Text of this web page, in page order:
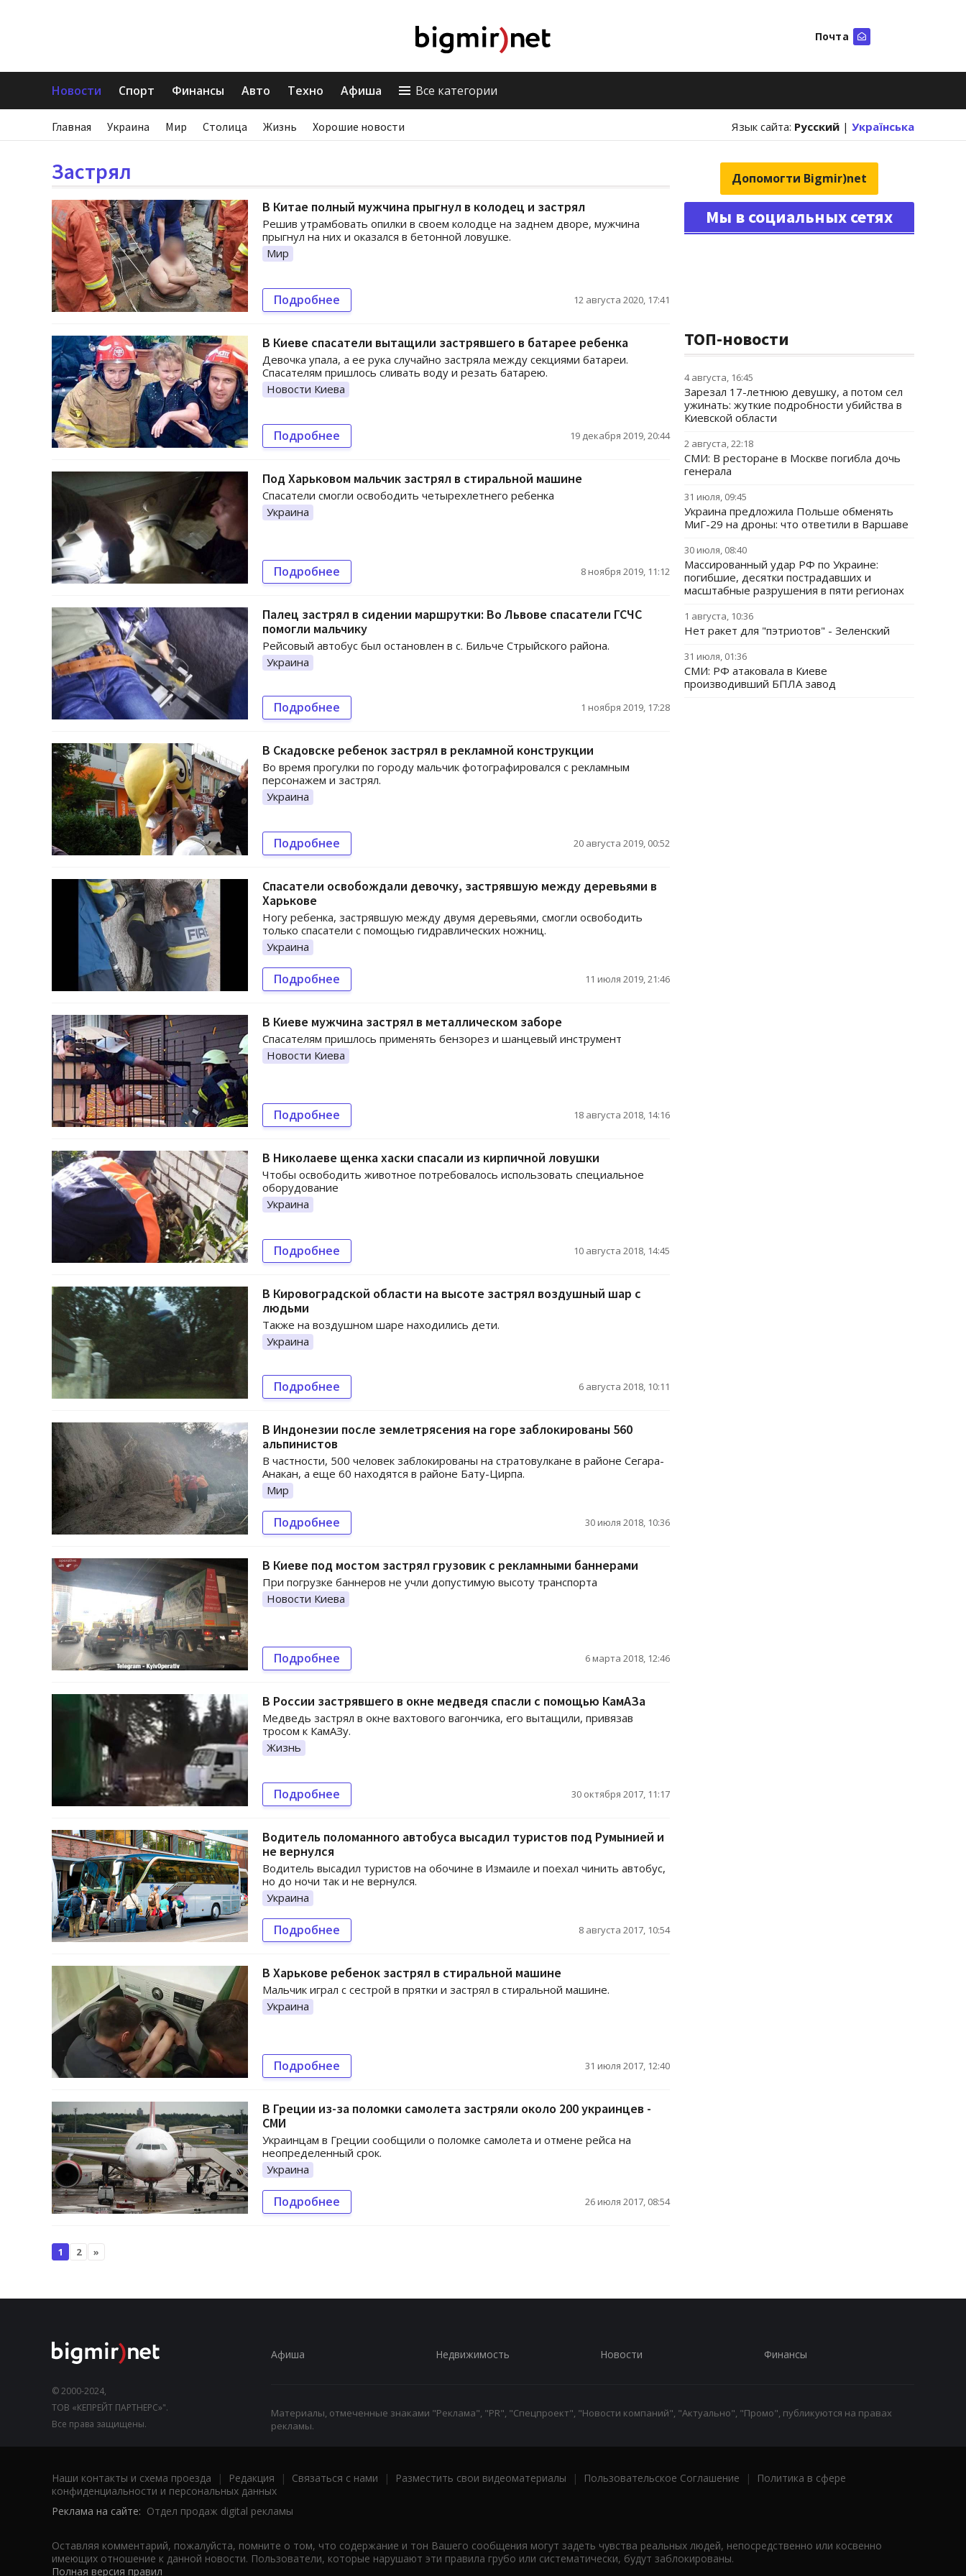
Почта
Новости Спорт Финансы Авто Техно Афиша Все категории
Главная Украина Мир Столица Жизнь Хорошие новости Язык сайта: Русский | Українська
Застрял
В Китае полный мужчина прыгнул в колодец и застрял
Решив утрамбовать опилки в своем колодце на заднем дворе, мужчина
прыгнул на них и оказался в бетонной ловушке.
Мир
Подробнее 12 августа 2020, 17:41
В Киеве спасатели вытащили застрявшего в батарее ребенка
Девочка упала, а ее рука случайно застряла между секциями батареи.
Спасателям пришлось сливать воду и резать батарею.
Новости Киева
Подробнее 19 декабря 2019, 20:44
Под Харьковом мальчик застрял в стиральной машине
Спасатели смогли освободить четырехлетнего ребенка
Украина
Подробнее 8 ноября 2019, 11:12
Палец застрял в сидении маршрутки: Во Львове спасатели ГСЧС
помогли мальчику
Рейсовый автобус был остановлен в с. Бильче Стрыйского района.
Украина
Подробнее 1 ноября 2019, 17:28
В Скадовске ребенок застрял в рекламной конструкции
Во время прогулки по городу мальчик фотографировался с рекламным
персонажем и застрял.
Украина
Подробнее 20 августа 2019, 00:52
Спасатели освобождали девочку, застрявшую между деревьями в
Харькове
Ногу ребенка, застрявшую между двумя деревьями, смогли освободить
только спасатели с помощью гидравлических ножниц.
Украина
Подробнее 11 июля 2019, 21:46
В Киеве мужчина застрял в металлическом заборе
Спасателям пришлось применять бензорез и шанцевый инструмент
Новости Киева
Подробнее 18 августа 2018, 14:16
В Николаеве щенка хаски спасали из кирпичной ловушки
Чтобы освободить животное потребовалось использовать специальное
оборудование
Украина
Подробнее 10 августа 2018, 14:45
В Кировоградской области на высоте застрял воздушный шар с
людьми
Также на воздушном шаре находились дети.
Украина
Подробнее 6 августа 2018, 10:11
В Индонезии после землетрясения на горе заблокированы 560
альпинистов
В частности, 500 человек заблокированы на стратовулкане в районе Сегара-
Анакан, а еще 60 находятся в районе Бату-Цирпа.
Мир
Подробнее 30 июля 2018, 10:36
В Киеве под мостом застрял грузовик с рекламными баннерами
При погрузке баннеров не учли допустимую высоту транспорта
Новости Киева
Подробнее 6 марта 2018, 12:46
В России застрявшего в окне медведя спасли с помощью КамАЗа
Медведь застрял в окне вахтового вагончика, его вытащили, привязав
тросом к КамАЗу.
Жизнь
Подробнее 30 октября 2017, 11:17
Водитель поломанного автобуса высадил туристов под Румынией и
не вернулся
Водитель высадил туристов на обочине в Измаиле и поехал чинить автобус,
но до ночи так и не вернулся.
Украина
Подробнее 8 августа 2017, 10:54
В Харькове ребенок застрял в стиральной машине
Мальчик играл с сестрой в прятки и застрял в стиральной машине.
Украина
Подробнее 31 июля 2017, 12:40
В Греции из-за поломки самолета застряли около 200 украинцев -
СМИ
Украинцам в Греции сообщили о поломке самолета и отмене рейса на
неопределенный срок.
Украина
Подробнее 26 июля 2017, 08:54
1 2 »
Допомогти Bigmir)net
Мы в социальных сетях
ТОП-новости
4 августа, 16:45
Зарезал 17-летнюю девушку, а потом сел
ужинать: жуткие подробности убийства в
Киевской области
2 августа, 22:18
СМИ: В ресторане в Москве погибла дочь
генерала
31 июля, 09:45
Украина предложила Польше обменять
МиГ-29 на дроны: что ответили в Варшаве
30 июля, 08:40
Массированный удар РФ по Украине:
погибшие, десятки пострадавших и
масштабные разрушения в пяти регионах
1 августа, 10:36
Нет ракет для "пэтриотов" - Зеленский
31 июля, 01:36
СМИ: РФ атаковала в Киеве
производивший БПЛА завод
© 2000-2024,
ТОВ «КЕПРЕЙТ ПАРТНЕРС»".
Все права защищены.
Афиша Недвижимость Новости Финансы
Материалы, отмеченные знаками "Реклама", "PR", "Спецпроект", "Новости компаний", "Актуально", "Промо", публикуются на правах
рекламы.
Наши контакты и схема проезда | Редакция | Связаться с нами | Разместить свои видеоматериалы | Пользовательское Соглашение |
Политика в сфере
конфиденциальности и персональных данных
Реклама на сайте: Отдел продаж digital рекламы
Оставляя комментарий, пожалуйста, помните о том, что содержание и тон Вашего сообщения могут задеть чувства реальных людей, непосредственно или косвенно
имеющих отношение к данной новости. Пользователи, которые нарушают эти правила грубо или систематически, будут заблокированы.
Полная версия правил